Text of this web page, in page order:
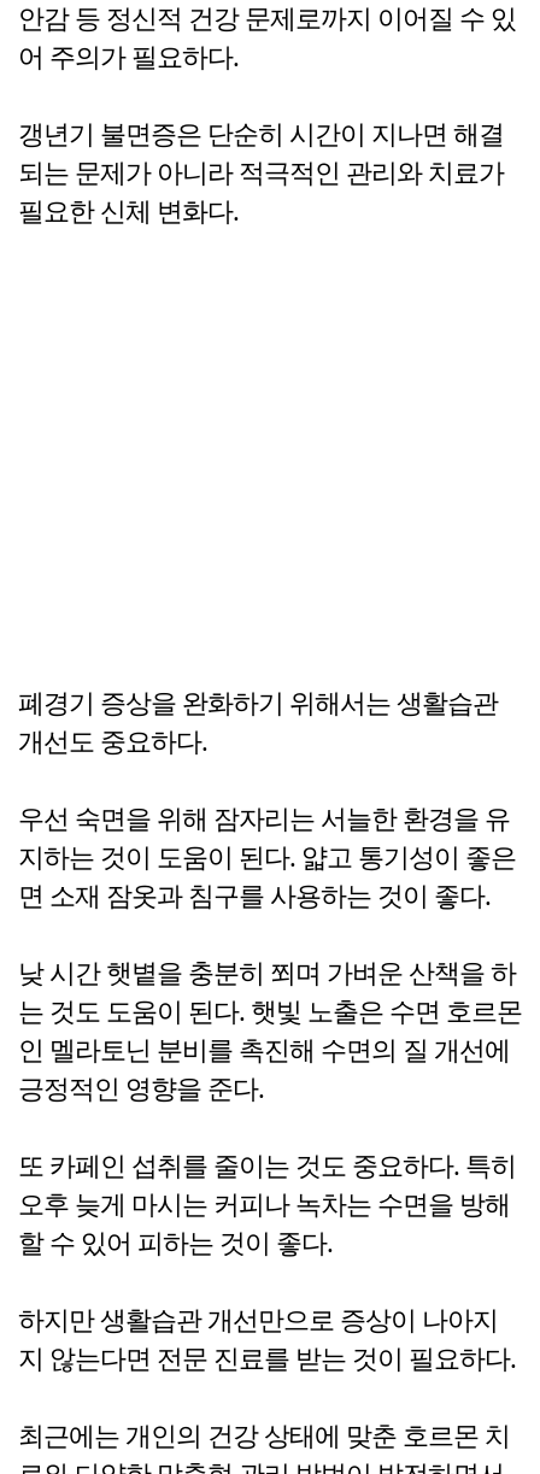
안감 등 정신적 건강 문제로까지 이어질 수 있
어 주의가 필요하다.
갱년기 불면증은 단순히 시간이 지나면 해결
되는 문제가 아니라 적극적인 관리와 치료가
필요한 신체 변화다.
폐경기 증상을 완화하기 위해서는 생활습관
개선도 중요하다.
우선 숙면을 위해 잠자리는 서늘한 환경을 유
지하는 것이 도움이 된다. 얇고 통기성이 좋은
면 소재 잠옷과 침구를 사용하는 것이 좋다.
낮 시간 햇볕을 충분히 쬐며 가벼운 산책을 하
는 것도 도움이 된다. 햇빛 노출은 수면 호르몬
인 멜라토닌 분비를 촉진해 수면의 질 개선에
긍정적인 영향을 준다.
또 카페인 섭취를 줄이는 것도 중요하다. 특히
오후 늦게 마시는 커피나 녹차는 수면을 방해
할 수 있어 피하는 것이 좋다.
하지만 생활습관 개선만으로 증상이 나아지
지 않는다면 전문 진료를 받는 것이 필요하다.
최근에는 개인의 건강 상태에 맞춘 호르몬 치